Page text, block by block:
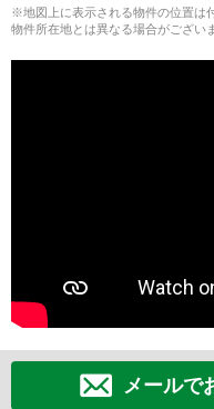
※地図上に表示される物件の位置は
物件所在地とは異なる場合がござい
メールで